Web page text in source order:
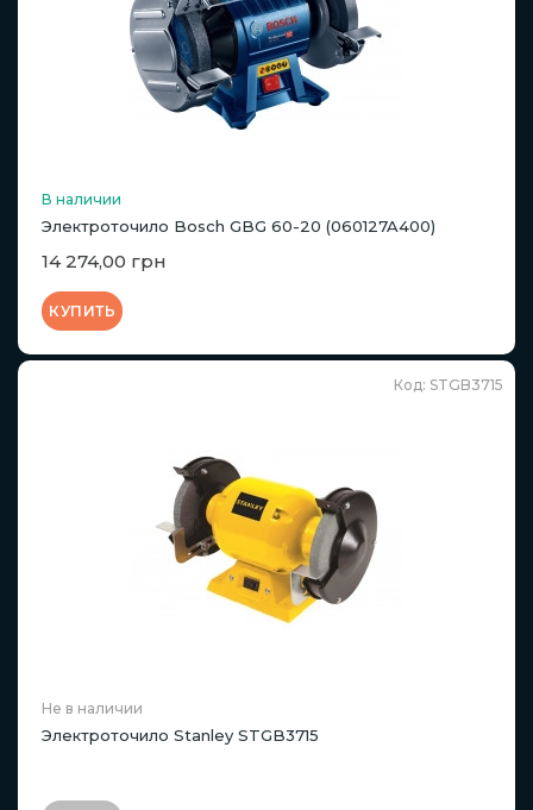
В наличии
Электроточило Bosch GBG 60-20 (060127A400)
14 274,00 грн
КУПИТЬ
Код: STGB3715
Не в наличии
Электроточило Stanley STGB3715